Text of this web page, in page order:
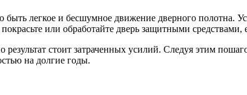
легкое и бесшумное движение дверного полотна.
или обработайте дверь защитными средствами,
стоит затраченных усилий. Следуя этим
на долгие годы.